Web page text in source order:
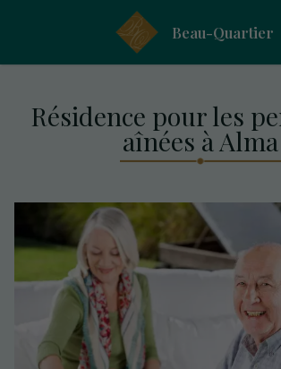
Beau-Quartier
Résidence pour les
aînées à Alma